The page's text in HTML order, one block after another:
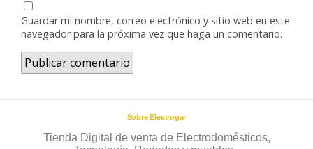
Guardar mi nombre, correo electrónico y sitio web en este
navegador para la próxima vez que haga un comentario.
Sobre Electrogar
Tienda Digital de venta de Electrodomésticos,